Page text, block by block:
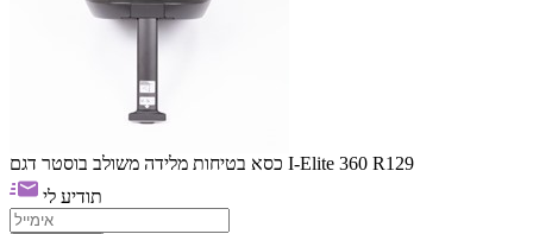
כסא בטיחות מלידה משולב בוסטר דגם I-Elite 360 R129
תודיע לי